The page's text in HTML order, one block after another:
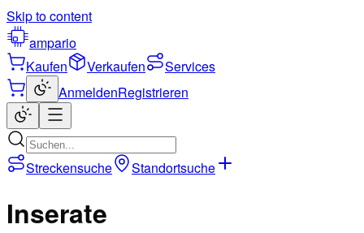
Skip to content
ampario
Kaufen
Verkaufen
Services
AnmeldenRegistrieren
Streckensuche Standortsuche
Inserate